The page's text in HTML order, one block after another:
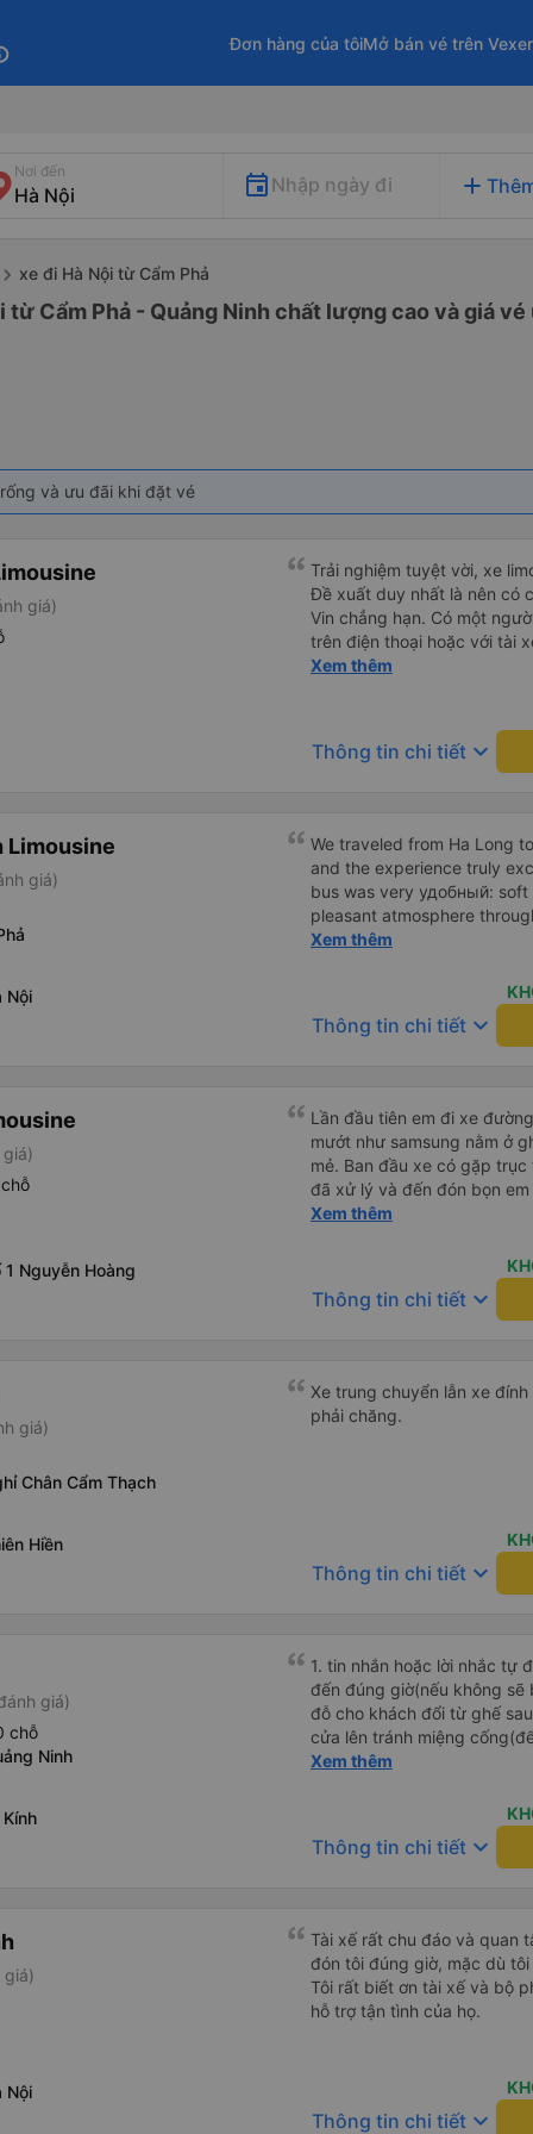
Đơn hàng của tôiMở bán vé trên
Nơi đến
Nhập ngày đi add
xe đi Hà Nội từ Cẩm Phả
từ Cẩm Phả - Quảng Ninh chất lượng cao và giá
và ưu đãi khi đặt vé
giá)
Trải nghiệm tuyệt vời, xe
Đề xuất duy nhất là nên có
Vin chẳng hạn. Có một
trên điện thoại hoặc với tài
hành khách khác, thậm chí
Hiện tại, chắc chắn sẽ giới
Xem thêm
Thông tin chi tiết keyboard_arrow_down
Limousine
giá)
Nội
We traveled from Ha Long
and the experience truly
bus was very удобный: soft
pleasant atmosphere
that each passenger had
want to highlight the
directly from our hotel and
address we requested.
Long đến Hà Nội bằng xe
thực sự vượt xa mong đợi.
ái, không gian sạch sẽ và
trình. Đặc biệt, mỗi hành
riêng, rất tiện lợi. Chúng tôi cũng muốn khen ngợi dịch vụ: xe
đón tận khách sạn và đưa
và thoải mái. Một trải
thiệu!
Xem thêm
Thông tin chi tiết keyboard_arrow_down
Nguyễn Hoàng
Lần đầu tiên em đi xe
mướt như samsung nằm ở
mẻ. Ban đầu xe có gặp
đã xử lý và đến đón bọn
xế Văn Sĩ quá vui tính và
xe. Lần sau e mong có
Xem thêm
Thông tin chi tiết keyboard_arrow_down
giá)
Chân Cẩm Thạch
Hiền
Xe trung chuyển lẫn xe
phải chăng.
Thông tin chi tiết keyboard_arrow_down
giá)
chỗ
Ninh
1. tin nhắn hoặc lời nhắc tự
đến đúng giờ(nếu không sẽ bị trễ
đỗ cho khách đổi từ ghế
cửa lên tránh miệng
tại HN: miệng cống bằng
Bác tài đã cố gắng để về
chuyến Xe 11 chỗ nên
Xem thêm
Thông tin chi tiết keyboard_arrow_down
giá)
Nội
Tài xế rất chu đáo và quan
đón tôi đúng giờ, mặc dù
Tôi rất biết ơn tài xế và bộ
hỗ trợ tận tình của họ.
Thông tin chi tiết keyboard_arrow_down